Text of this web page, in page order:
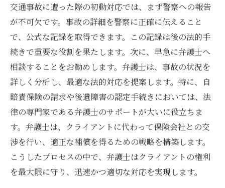
弁護士が交渉する保険金取得のステップバイス
テップガイド
弁護士と一緒に行う保険金交渉の始め方
交渉成功に導く弁護士のアプローチ
保険会社との交渉で弁護士が活用するテク
ニック
弁護士が伝授する交渉のタイミングと戦略
交渉中のトラブルを弁護士が解決する方法
最終的な保険金取得に向けた弁護士のサポ
ート
交通事故後に安心を得るための弁護士との連携
交通事故に遭った際の初動対応では、まず警察への報告
が不可欠です。事故の詳細を警察に正確に伝えること
で、公式な記録を取得できます。この記録は後の法的手
続きで重要な役割を果たします。次に、早急に弁護士へ
相談することをお勧めします。弁護士は、事故の状況を
詳しく分析し、最適な法的対応を提案します。特に、自
賠責保険の請求や後遺障害の認定手続きにおいては、法
律の専門家である弁護士のサポートが大いに役立ちま
す。弁護士は、クライアントに代わって保険会社との交
渉を行い、適正な補償を得るための戦略を構築します。
こうしたプロセスの中で、弁護士はクライアントの権利
を最大限に守り、迅速かつ適切な対応を実現します。